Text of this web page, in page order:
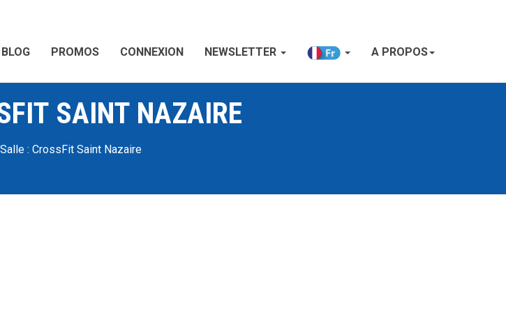
BLOG PROMOS CONNEXION NEWSLETTER A PROPOS
SAINT NAZAIRE
Salle : CrossFit Saint Nazaire